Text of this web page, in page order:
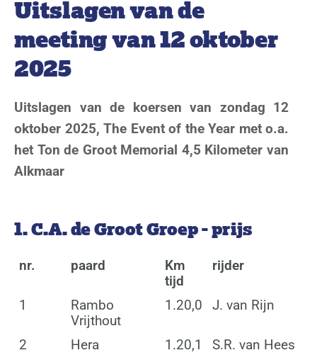
Uitslagen van de
meeting van 12 oktober
2025
Uitslagen van de koersen van zondag 12
oktober 2025, The Event of the Year met o.a.
het Ton de Groot Memorial 4,5 Kilometer van
Alkmaar
1. C.A. de Groot Groep - prijs
nr. paard
Km
tijd
rijder
1
Rambo
Vrijthout
1.20,0 J. van Rijn
2 Hera 1.20,1
S.R. van Hees